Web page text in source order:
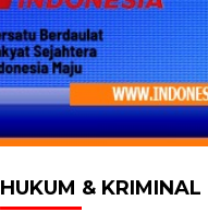
HUKUM & KRIMINAL